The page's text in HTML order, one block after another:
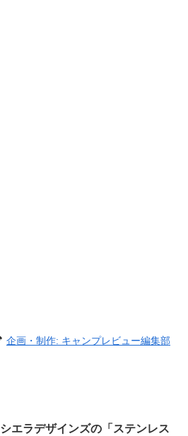
企画・制作: キャンプレビュー編集部
シエラデザインズの「ステンレス